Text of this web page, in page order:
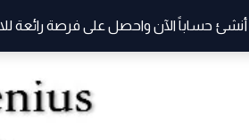
أنشئ حساباً الآن واحصل على فرصة رائعة